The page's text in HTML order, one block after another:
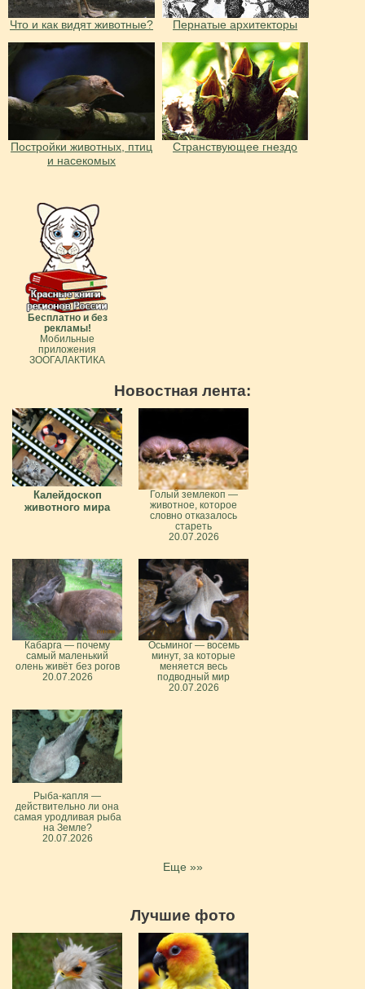
Что и как видят животные? Пернатые архитекторы
Постройки животных, птиц
и насекомых
Странствующее гнездо
Бесплатно и без
рекламы!
Мобильные
приложения
ЗООГАЛАКТИКА
Новостная лента:
Калейдоскоп
животного мира
Голый землекоп —
животное, которое
словно отказалось
стареть
20.07.2026
Кабарга — почему
самый маленький
олень живёт без рогов
20.07.2026
Осьминог — восемь
минут, за которые
меняется весь
подводный мир
20.07.2026
Рыба-капля —
действительно ли она
самая уродливая рыба
на Земле?
20.07.2026
Еще »»
Лучшие фото